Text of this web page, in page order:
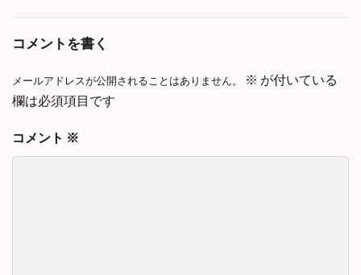
コメントを書く
メールアドレスが公開されることはありません。 ※ が付いている
欄は必須項目です
コメント ※